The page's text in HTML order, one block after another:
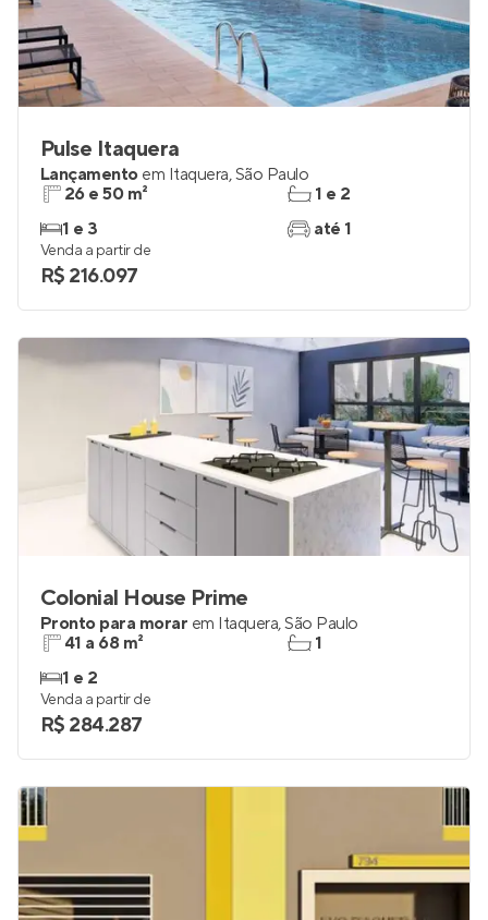
Pulse Itaquera
Lançamento em Itaquera,São Paulo
26 e 50 m²
1 e 3
1 e 2
até 1
Venda a partir de
R$ 216.097
Colonial House Prime
Pronto para morar em Itaquera,São Paulo
41 a 68 m²
1 e 2
1
Venda a partir de
R$ 284.287